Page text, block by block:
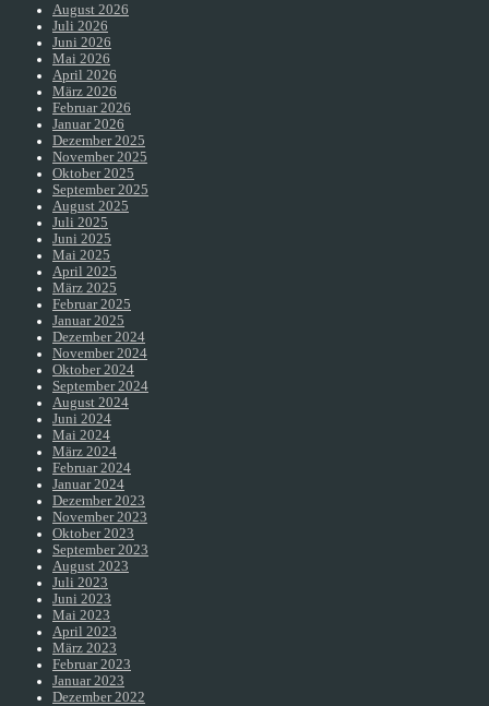
August 2026
Juli 2026
Juni 2026
Mai 2026
April 2026
März 2026
Februar 2026
Januar 2026
Dezember 2025
November 2025
Oktober 2025
September 2025
August 2025
Juli 2025
Juni 2025
Mai 2025
April 2025
März 2025
Februar 2025
Januar 2025
Dezember 2024
November 2024
Oktober 2024
September 2024
August 2024
Juni 2024
Mai 2024
März 2024
Februar 2024
Januar 2024
Dezember 2023
November 2023
Oktober 2023
September 2023
August 2023
Juli 2023
Juni 2023
Mai 2023
April 2023
März 2023
Februar 2023
Januar 2023
Dezember 2022